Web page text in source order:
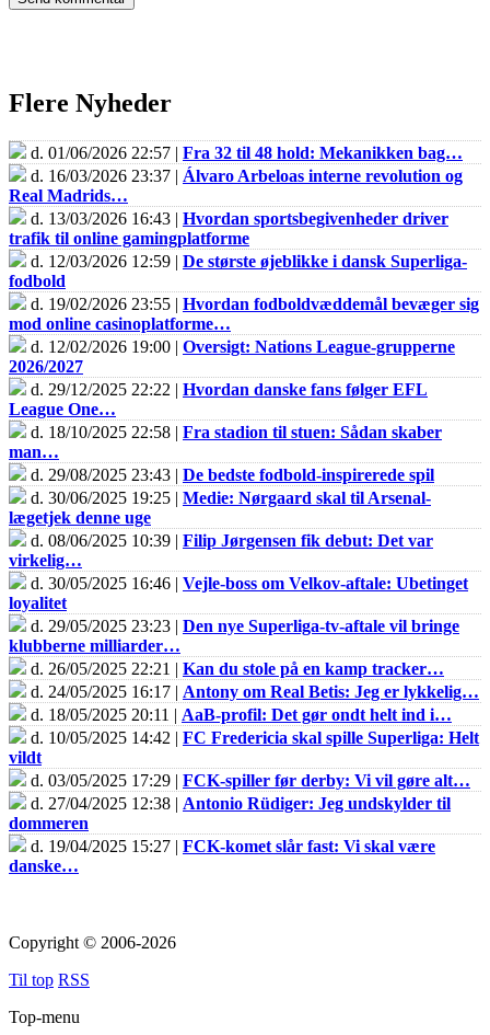
Flere Nyheder
d. 01/06/2026 22:57 | Fra 32 til 48 hold: Mekanikken bag…
d. 16/03/2026 23:37 | Álvaro Arbeloas interne revolution og
Real Madrids…
d. 13/03/2026 16:43 | Hvordan sportsbegivenheder driver
trafik til online gamingplatforme
d. 12/03/2026 12:59 | De største øjeblikke i dansk Superliga-
fodbold
d. 19/02/2026 23:55 | Hvordan fodboldvæddemål bevæger sig
mod online casinoplatforme…
d. 12/02/2026 19:00 | Oversigt: Nations League-grupperne
2026/2027
d. 29/12/2025 22:22 | Hvordan danske fans følger EFL
League One…
d. 18/10/2025 22:58 | Fra stadion til stuen: Sådan skaber
man…
d. 29/08/2025 23:43 | De bedste fodbold-inspirerede spil
d. 30/06/2025 19:25 | Medie: Nørgaard skal til Arsenal-
lægetjek denne uge
d. 08/06/2025 10:39 | Filip Jørgensen fik debut: Det var
virkelig…
d. 30/05/2025 16:46 | Vejle-boss om Velkov-aftale: Ubetinget
loyalitet
d. 29/05/2025 23:23 | Den nye Superliga-tv-aftale vil bringe
klubberne milliarder…
d. 26/05/2025 22:21 | Kan du stole på en kamp tracker…
d. 24/05/2025 16:17 | Antony om Real Betis: Jeg er lykkelig…
d. 18/05/2025 20:11 | AaB-profil: Det gør ondt helt ind i…
d. 10/05/2025 14:42 | FC Fredericia skal spille Superliga: Helt
vildt
d. 03/05/2025 17:29 | FCK-spiller før derby: Vi vil gøre alt…
d. 27/04/2025 12:38 | Antonio Rüdiger: Jeg undskylder til
dommeren
d. 19/04/2025 15:27 | FCK-komet slår fast: Vi skal være
danske…
Copyright © 2006-2026
Til top RSS
Top-menu